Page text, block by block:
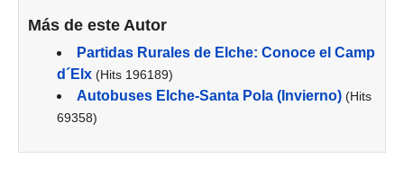
Más de este Autor
Partidas Rurales de Elche: Conoce el Camp
d´Elx (Hits 196189)
Autobuses Elche-Santa Pola (Invierno) (Hits
69358)